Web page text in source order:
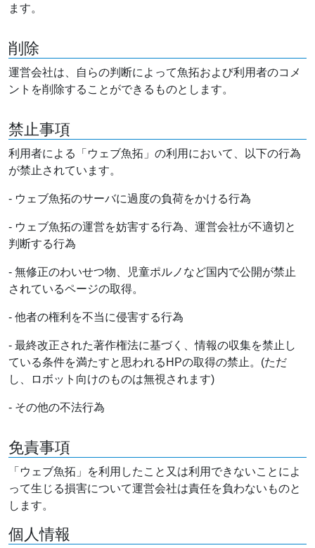
ます。
削除
運営会社は、自らの判断によって魚拓および利用者のコメ
ントを削除することができるものとします。
禁止事項
利用者による「ウェブ魚拓」の利用において、以下の行為
が禁止されています。
- ウェブ魚拓のサーバに過度の負荷をかける行為
- ウェブ魚拓の運営を妨害する行為、運営会社が不適切と
判断する行為
- 無修正のわいせつ物、児童ポルノなど国内で公開が禁止
されているページの取得。
- 他者の権利を不当に侵害する行為
- 最終改正された著作権法に基づく、情報の収集を禁止し
ている条件を満たすと思われるHPの取得の禁止。(ただ
し、ロボット向けのものは無視されます)
- その他の不法行為
免責事項
「ウェブ魚拓」を利用したこと又は利用できないことによ
って生じる損害について運営会社は責任を負わないものと
します。
個人情報